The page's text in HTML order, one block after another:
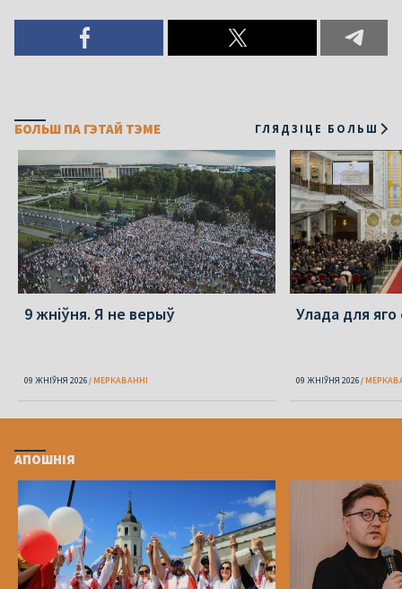
БОЛЬШ ПА ГЭТАЙ ТЭМЕ ГЛЯДЗІЦЕ БОЛЬШ
9 жніўня. Я не верыў
09 ЖНІЎНЯ 2026 МЕРКАВАННI
Улада для
09 ЖНІЎНЯ 2026
АПОШНІЯ